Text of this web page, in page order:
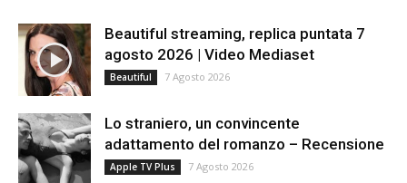
Beautiful streaming, replica puntata 7
agosto 2026 | Video Mediaset
Beautiful 7 Agosto 2026
Lo straniero, un convincente
adattamento del romanzo – Recensione
Apple TV Plus 7 Agosto 2026